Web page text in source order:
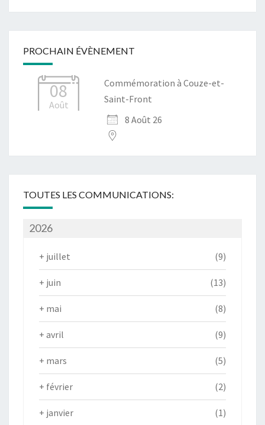
PROCHAIN ÉVÈNEMENT
08
Août
Commémoration à Couze-et-
Saint-Front
8 Août 26
TOUTES LES COMMUNICATIONS:
2026
+ juillet (9)
+ juin (13)
+ mai (8)
+ avril (9)
+ mars (5)
+ février (2)
+ janvier (1)